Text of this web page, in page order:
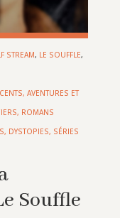
STREAM, LE SOUFFLE,
, AVENTURES ET
ROMANS
DYSTOPIES, SÉRIES
Souffle